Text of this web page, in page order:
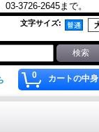
3726-2645まで。
文字サイズ:
0 カートの中身